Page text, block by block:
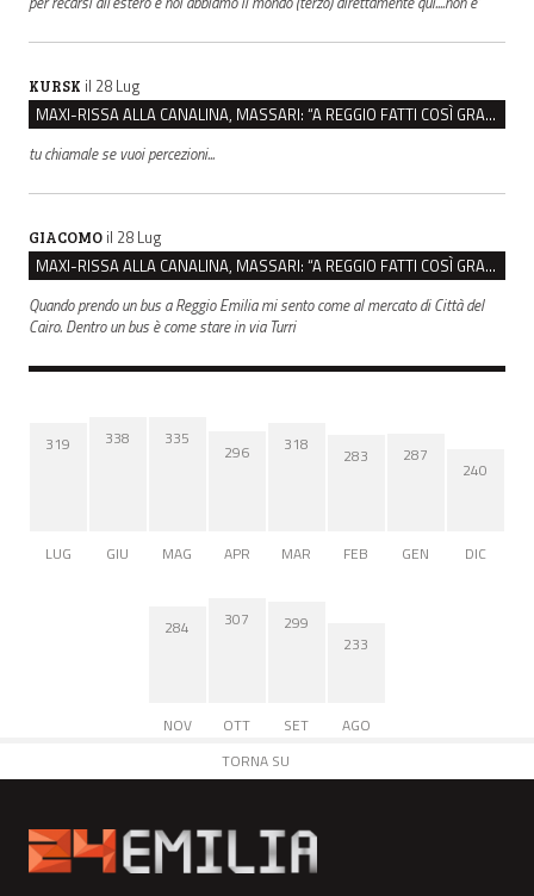
KURSK il 28 Lug
MAXI-RISSA ALLA CANALINA, MASSARI: “A REGGIO FATTI COSÌ GRAVI NON DEVONO TROVARE SPAZIO”
tu chiamale se vuoi percezioni...
GIACOMO il 28 Lug
MAXI-RISSA ALLA CANALINA, MASSARI: “A REGGIO FATTI COSÌ GRAVI NON DEVONO TROVARE SPAZIO”
Quando prendo un bus a Reggio Emilia mi sento come al mercato di Città del
Cairo. Dentro un bus è come stare in via Turri
319
LUG
338
GIU
335
MAG
296
APR
318
MAR
283
FEB
287
GEN
240
DIC
284
NOV
307
OTT
299
SET
233
AGO
TORNA SU